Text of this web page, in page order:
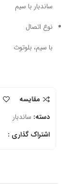
ساندبار ‌با سیم
نوع اتصال
با سیم، بلوتوث
مقایسه
دسته: ساندبار
اشتراک گذاری :